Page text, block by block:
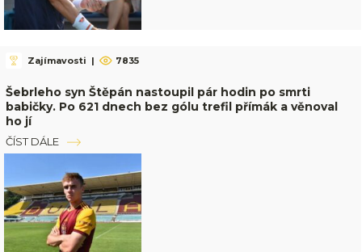
Zajímavosti | 7835
Šebrleho syn Štěpán nastoupil pár hodin po smrti
babičky. Po 621 dnech bez gólu trefil přímák a věnoval
ho jí
ČÍST DÁLE